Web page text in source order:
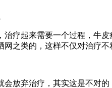
疗起来需要一个过程，牛
之类的，这样不仅对治疗
放弃治疗，其实这是不对